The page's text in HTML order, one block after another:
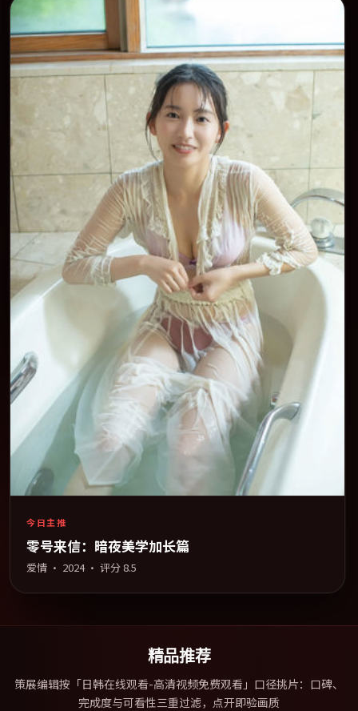
今日主推
零号来信：暗夜美学加长篇
爱情 · 2024· 评分 8.5
精品推荐
策展编辑按「日韩在线观看-高清视频免费观看」口径挑片：口碑、
完成度与可看性三重过滤，点开即验画质